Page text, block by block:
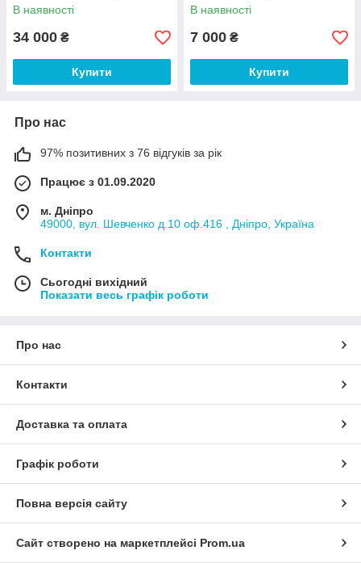
В наявності
34 000 ₴
Купити
В наявності
7 000 ₴
Купити
Про нас
97% позитивних з 76 відгуків за рік
Працює з 01.09.2020
м. Дніпро
49000, вул. Шевченко д.10 оф.416 , Дніпро, Україна
Контакти
Сьогодні вихідний
Показати весь графік роботи
Про нас
Контакти
Доставка та оплата
Графік роботи
Повна версія сайту
Сайт створено на маркетплейсі Prom.ua